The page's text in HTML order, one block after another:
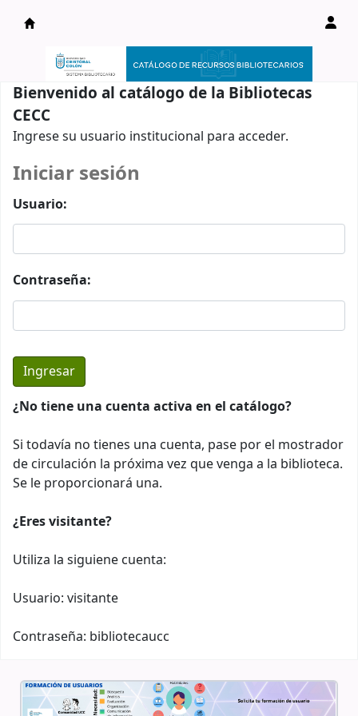
Catálogo en línea
Bienvenido al catálogo de la Bibliotecas
CECC
Ingrese su usuario institucional para acceder.
Iniciar sesión
Usuario:
Contraseña:
¿No tiene una cuenta activa en el catálogo?
Si todavía no tienes una cuenta, pase por el mostrador
de circulación la próxima vez que venga a la biblioteca.
Se le proporcionará una.
¿Eres visitante?
Utiliza la siguiene cuenta:
Usuario: visitante
Contraseña: bibliotecaucc